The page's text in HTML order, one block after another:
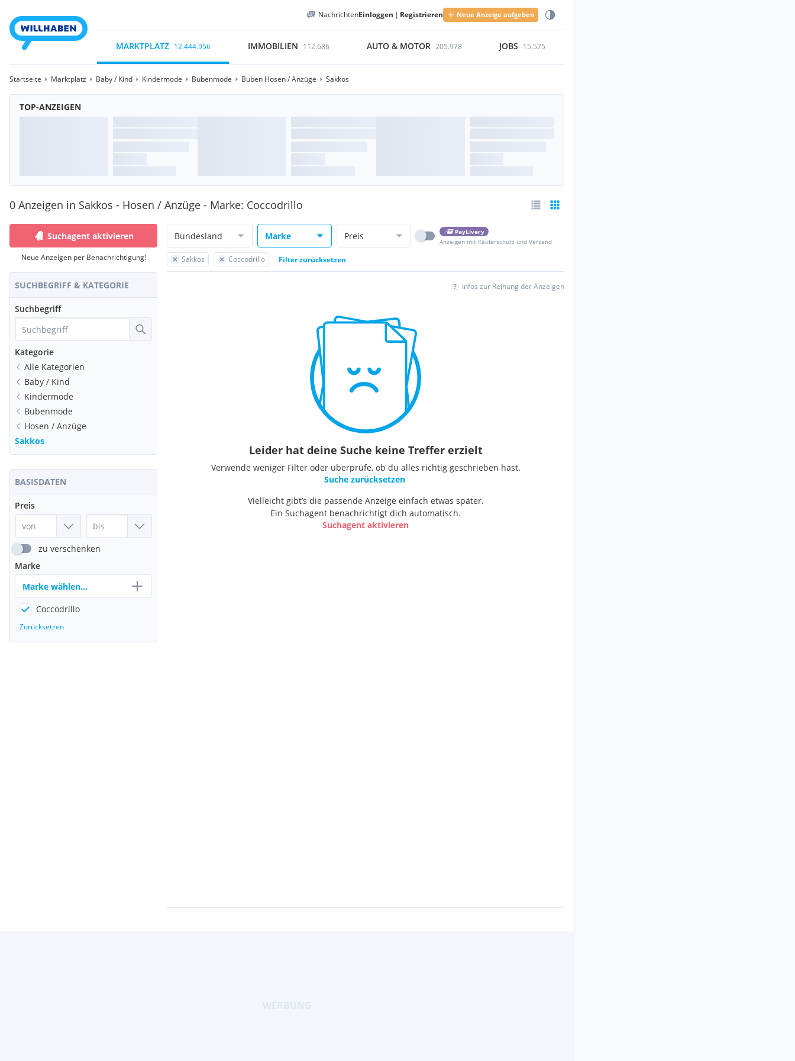
NachrichtenEinloggen | Registrieren Neue Anzeige aufgeben
MARKTPLATZ 12.444.956 IMMOBILIEN 112.686 AUTO & MOTOR 205.978 JOBS 15.575
Startseite Marktplatz Baby / Kind Kindermode Bubenmode Buben Hosen / Anzüge Sakkos
TOP-ANZEIGEN
0 Anzeigen in Sakkos - Hosen / Anzüge - Marke: Coccodrillo
Suchagent aktivieren
Neue Anzeigen per Benachrichtigung!
SUCHBEGRIFF & KATEGORIE
Suchbegriff
Kategorie
Alle Kategorien
Baby / Kind
Kindermode
Bubenmode
Hosen / Anzüge
Sakkos
BASISDATEN
Preis
zu verschenken
Marke
Marke wählen...
Coccodrillo
Zurücksetzen
Bundesland Marke Preis
PayLivery
Anzeigen mit Käuferschutz und Versand
Sakkos Coccodrillo Filter zurücksetzen
Infos zur Reihung der Anzeigen
Leider hat deine Suche keine Treffer erzielt
Verwende weniger Filter oder überprüfe, ob du alles richtig geschrieben hast.
Suche zurücksetzen
Vielleicht gibt’s die passende Anzeige einfach etwas später.
Ein Suchagent benachrichtigt dich automatisch.
Suchagent aktivieren